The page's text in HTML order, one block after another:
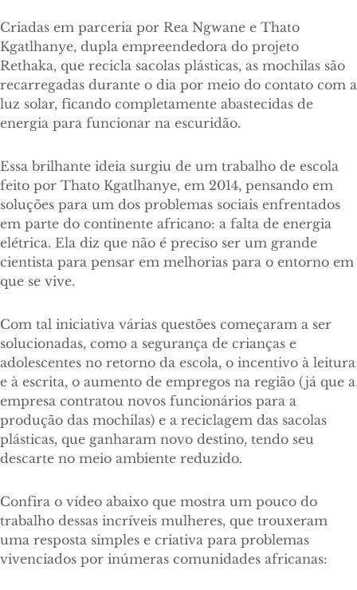
Criadas em parceria por Rea Ngwane e Thato
Kgatlhanye, dupla empreendedora do projeto
Rethaka, que recicla sacolas plásticas, as mochilas são
recarregadas durante o dia por meio do contato com a
luz solar, ficando completamente abastecidas de
energia para funcionar na escuridão.
Essa brilhante ideia surgiu de um trabalho de escola
feito por Thato Kgatlhanye, em 2014, pensando em
soluções para um dos problemas sociais enfrentados
em parte do continente africano: a falta de energia
elétrica. Ela diz que não é preciso ser um grande
cientista para pensar em melhorias para o entorno em
que se vive.
Com tal iniciativa várias questões começaram a ser
solucionadas, como a segurança de crianças e
adolescentes no retorno da escola, o incentivo à leitura
e à escrita, o aumento de empregos na região (já que a
empresa contratou novos funcionários para a
produção das mochilas) e a reciclagem das sacolas
plásticas, que ganharam novo destino, tendo seu
descarte no meio ambiente reduzido.
Confira o vídeo abaixo que mostra um pouco do
trabalho dessas incríveis mulheres, que trouxeram
uma resposta simples e criativa para problemas
vivenciados por inúmeras comunidades africanas: